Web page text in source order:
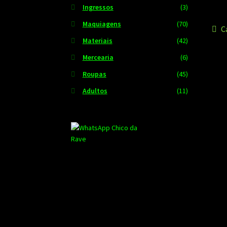
Ingressos
(3)
Maquiagens
(70)
Materiais
(42)
Mercearia
(6)
Roupas
(45)
Adultos
(11)